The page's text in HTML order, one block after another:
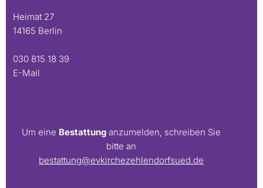
Heimat 27
14165 Berlin
030 815 18 39
E-Mail
Um eine Bestattung anzumelden, schreiben Sie
bitte an
bestattung@evkirchezehlendorfsued.de